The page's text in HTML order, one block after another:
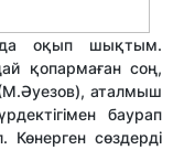
оқып шықтым.
қопармаған соң,
аталмыш
баурап
сөздерді